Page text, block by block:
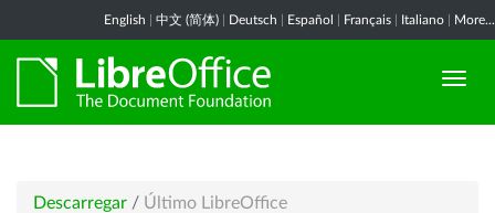
English 中文 (简体) Deutsch Español Français Italiano More...
Descarregar / Último LibreOffice